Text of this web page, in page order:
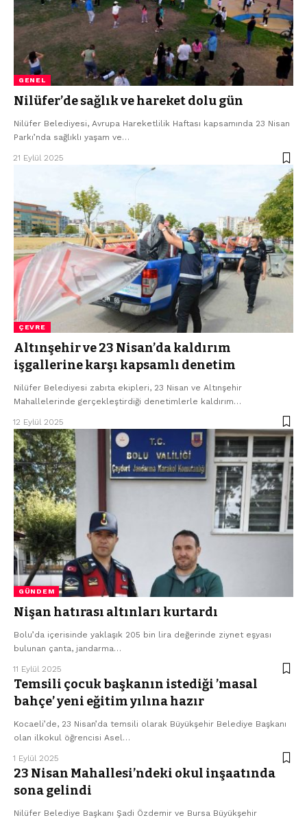
GENEL
Nilüfer’de sağlık ve hareket dolu gün
Nilüfer Belediyesi, Avrupa Hareketlilik Haftası kapsamında 23 Nisan
Parkı’nda sağlıklı yaşam ve…
21 Eylül 2025
ÇEVRE
Altınşehir ve 23 Nisan’da kaldırım
işgallerine karşı kapsamlı denetim
Nilüfer Belediyesi zabıta ekipleri, 23 Nisan ve Altınşehir
Mahallelerinde gerçekleştirdiği denetimlerle kaldırım…
12 Eylül 2025
GÜNDEM
Nişan hatırası altınları kurtardı
Bolu’da içerisinde yaklaşık 205 bin lira değerinde ziynet eşyası
bulunan çanta, jandarma…
11 Eylül 2025
Temsili çocuk başkanın istediği ’masal
bahçe’ yeni eğitim yılına hazır
Kocaeli’de, 23 Nisan’da temsili olarak Büyükşehir Belediye Başkanı
olan ilkokul öğrencisi Asel…
1 Eylül 2025
23 Nisan Mahallesi’ndeki okul inşaatında
sona gelindi
Nilüfer Belediye Başkanı Şadi Özdemir ve Bursa Büyükşehir